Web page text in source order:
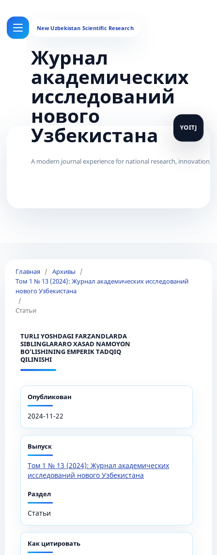
Журнал
академических
исследований
нового
Узбекистана
Главная / Архивы
/
Том 1 № 13 (2024): Журнал академических исследований
нового Узбекистана
/
Статьи
TURLI YOSHDAGI FARZANDLARDA
SIBLINGLARARO XASAD NAMOYON
BO’LISHINING EMPERIK TADQIQ
QILINISHI
Опубликован
2024-11-22
Выпуск
Том 1 № 13 (2024): Журнал академических
исследований нового Узбекистана
Раздел
Статьи
Как цитировать